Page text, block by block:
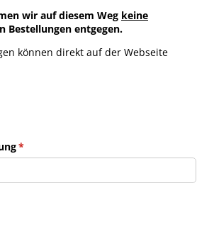
wir auf diesem Weg keine
Bestellungen entgegen.
können direkt auf der Webseite
*
(erforderlich)